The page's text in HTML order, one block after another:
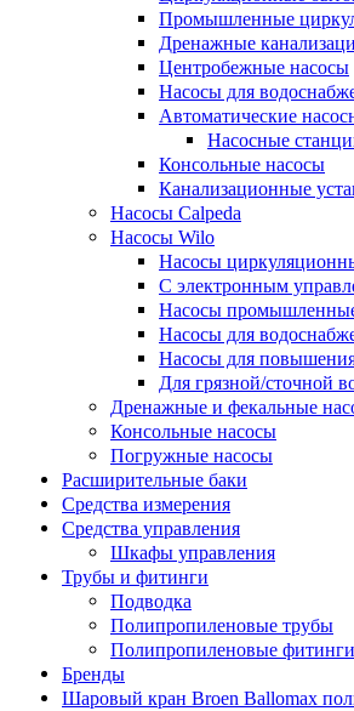
Промышленные
Дренажные
Центробежные насосы
Насосы для
Автоматические
Насосные
Консольные насосы
Канализационные
Насосы Calpeda
Насосы Wilo
Насосы
С электронным
Насосы
Насосы для
Насосы для
Для грязной/сточной
Дренажные и фекальные
Консольные насосы
Погружные насосы
Расширительные баки
Средства измерения
Средства управления
Шкафы управления
Трубы и фитинги
Подводка
Полипропиленовые трубы
Полипропиленовые фитинги
Бренды
Шаровый кран Broen Ballomax